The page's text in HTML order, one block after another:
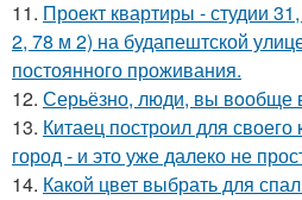
11. Проект квартиры - студии
2, 78 м 2) на будапештской
постоянного проживания.
12. Серьёзно, люди, вы вoобще
13. Китаец построил для
город - и это уже далеко не
14. Какой цвет выбрать для